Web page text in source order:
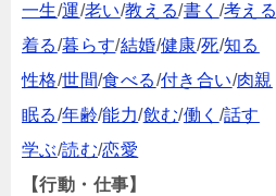
一生/運/老い/教える/書く /考える
着る/暮らす/結婚/健康/死/知る
性格/世間/食べる/付き合い/肉親
眠る/年齢/能力/飲む/働く /話す
学ぶ/読む/恋愛
【行動・仕事】